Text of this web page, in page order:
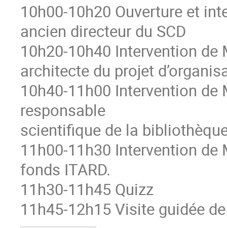
10h00-10h20 Ouverture et
ancien directeur du SCD
10h20-10h40 Intervention de
architecte du projet
10h40-11h00 Intervention de
responsable
scientifique de la
11h00-11h30 Intervention de
fonds ITARD.
11h30-11h45 Quizz
11h45-12h15 Visite guidée